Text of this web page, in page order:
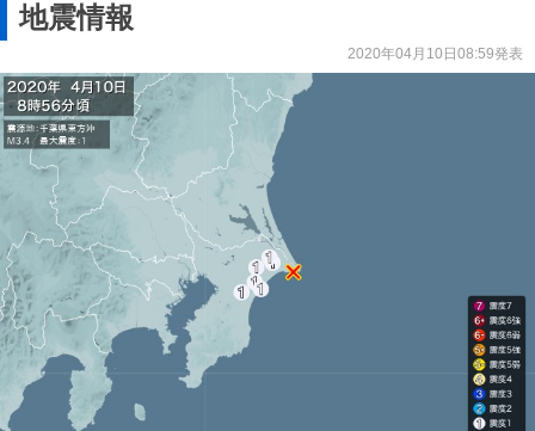
地震情報
2020年04月10日08:59発表